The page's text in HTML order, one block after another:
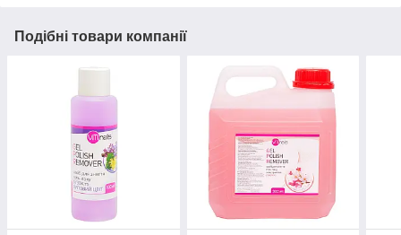
Подібні товари компанії